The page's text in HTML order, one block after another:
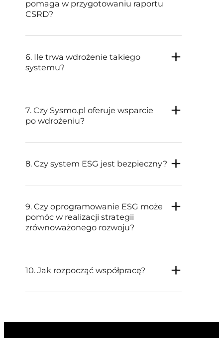
pomaga w przygotowaniu raportu
CSRD?
6. Ile trwa wdrożenie takiego
systemu?
7. Czy Sysmo.pl oferuje wsparcie
po wdrożeniu?
8. Czy system ESG jest bezpieczny?
9. Czy oprogramowanie ESG może
pomóc w realizacji strategii
zrównoważonego rozwoju?
10. Jak rozpocząć współpracę?